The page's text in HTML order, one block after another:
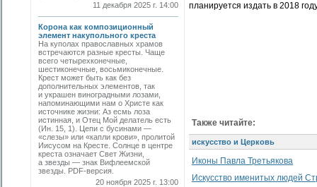
11 декабря 2025 г. 14:00
Корона как композиционный
элемент накупольного креста
На куполах православных храмов
встречаются разные кресты. Чаще
всего четырехконечные,
шестиконечные, восьмиконечные.
Крест может быть как без
дополнительных элементов, так
и украшен виноградными лозами,
напоминающими нам о Христе как
источнике жизни: Аз есмь лоза
истинная, и Отец Мой делатель есть
(Ин. 15, 1). Цепи с бусинами —
«слезы» или «капли крови», пролитой
Иисусом на Кресте. Солнце в центре
креста означает Свет Жизни,
а звезды — знак Вифлеемской
звезды. PDF-версия.
20 ноября 2025 г. 13:00
планируется издать в 2018
Также читайте:
искусство и Церковь
Иконы Павла Третьякова
Искусство именитых людей